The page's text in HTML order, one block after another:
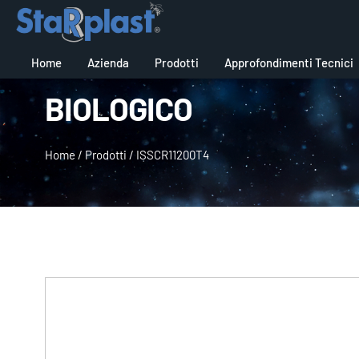
Home Azienda Prodotti Approfondimenti Tecnici
BIOLOGICO
Home / Prodotti / ISSCR11200T4